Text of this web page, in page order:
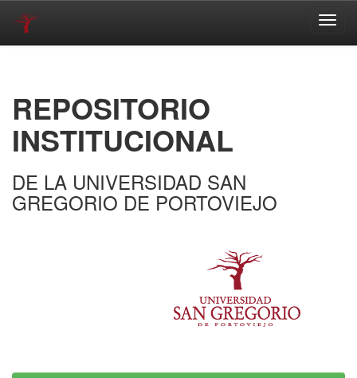
REPOSITORIO
INSTITUCIONAL
DE LA UNIVERSIDAD SAN
GREGORIO DE PORTOVIEJO